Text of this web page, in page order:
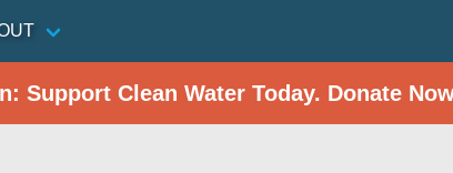
Support Clean Water Today. Donate